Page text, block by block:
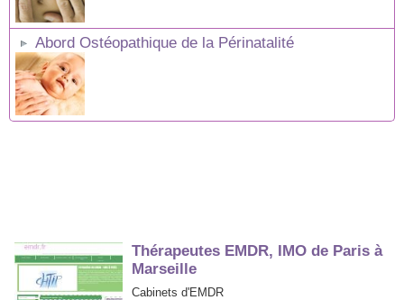
Abord Ostéopathique de la Périnatalité
Thérapeutes EMDR, IMO de Paris à
Marseille
Cabinets d'EMDR